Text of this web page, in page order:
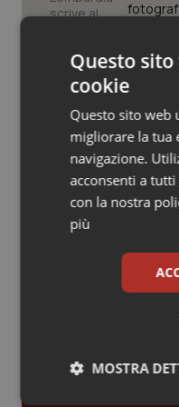
Veneto
Oncoematologia
Oncologia &
Psoriasi & pelle
Quotidiano
Quotidiano
Quotidiano
Rene &
Case di
punto
San
criticità
Cloud
Questo
cookie
Questo sito web
migliorare la tua
navigazione.
acconsenti a
con la nostra
più
MOSTRA